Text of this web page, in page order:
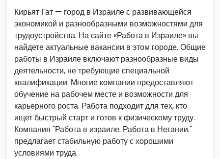
Кирьят Гат — город в Израиле с развивающейся
экономикой и разнообразными возможностями для
трудоустройства. На сайте «Работа в Израиле» вы
найдете актуальные вакансии в этом городе. Общие
работы в Израиле включают разнообразные виды
деятельности, не требующие специальной
квалификации. Многие компании предоставляют
обучение на рабочем месте и возможности для
карьерного роста. Работа подходит для тех, кто
ищет быстрый старт и готов к физическому труду.
Компания "Работа в израиле. Работа в Нетании."
предлагает стабильную работу с хорошими
условиями труда.